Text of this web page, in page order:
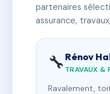
partenaires
assurance,
🔧 Rénov
TRAVAUX &
Ravalement,